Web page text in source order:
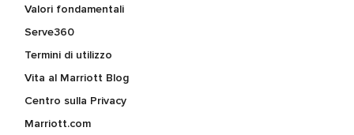
Valori fondamentali
Serve360
Termini di utilizzo
Vita al Marriott Blog
Centro sulla Privacy
Marriott.com